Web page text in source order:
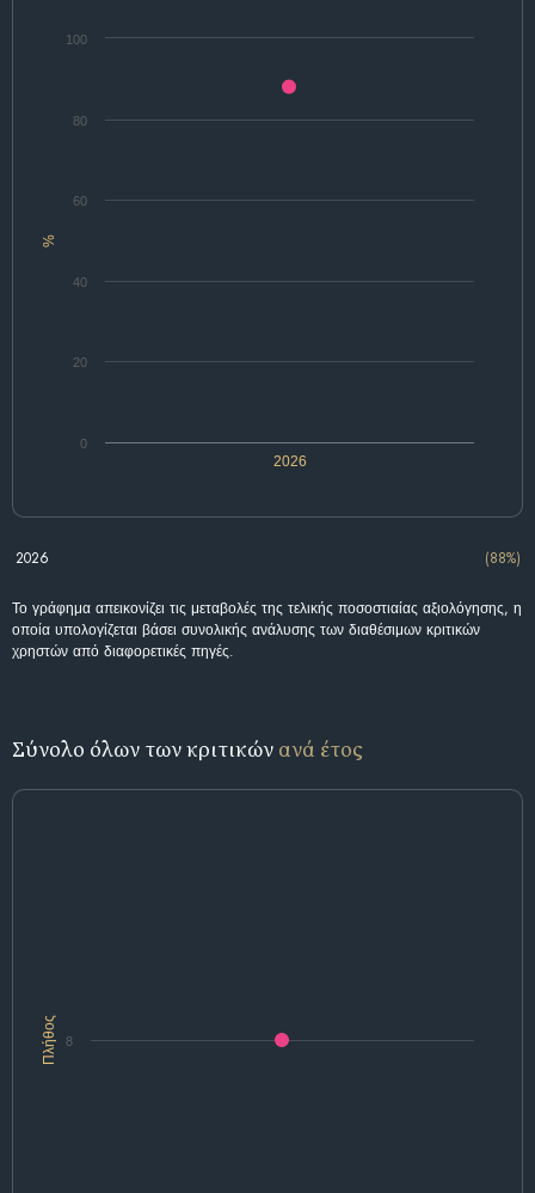
%
2026
0
20
40
60
80
100
2026 (88%)
Το γράφημα απεικονίζει τις μεταβολές της τελικής ποσοστιαίας αξιολόγησης, η
οποία υπολογίζεται βάσει συνολικής ανάλυσης των διαθέσιμων κριτικών
χρηστών από διαφορετικές πηγές.
Σύνολο όλων των κριτικών ανά έτος
Πλήθος 8